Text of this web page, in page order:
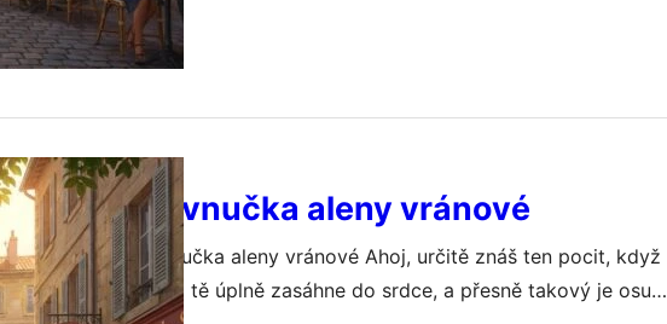
prožívá vnučka aleny vránové
čím se potýká vnučka aleny vránové Ahoj, určitě znáš ten pocit, když
historku, která tě úplně zasáhne do srdce, a přesně takový je osud,